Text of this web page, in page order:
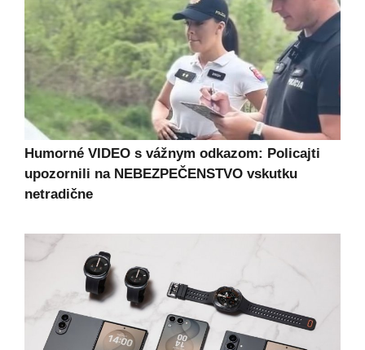
Humorné VIDEO s vážnym odkazom: Policajti
upozornili na NEBEZPEČENSTVO vskutku
netradične